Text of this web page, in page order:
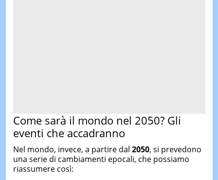
Come sarà il mondo nel 2050? Gli
eventi che accadranno
Nel mondo, invece, a partire dal 2050, si prevedono
una serie di cambiamenti epocali, che possiamo
riassumere così: